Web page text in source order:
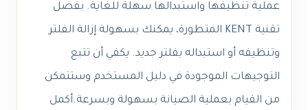
عملية تنظيفها واستبدالها سهلة للغاية. بفضل
تقنية KENT المتطورة، يمكنك بسهولة إزالة الفلتر
وتنظيفه أو استبداله بفلتر جديد. يكفي أن تتبع
التوجيهات الموجودة في دليل المستخدم وستتمكن
من القيام بعملية الصيانة بسهولة وبسرعة.أكمل